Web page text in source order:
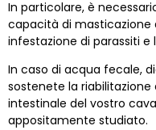
In particolare, è
capacità di masticazione
infestazione di parassiti e
In caso di acqua fecale,
sostenete la riabilitazione
intestinale del vostro
appositamente studiato.